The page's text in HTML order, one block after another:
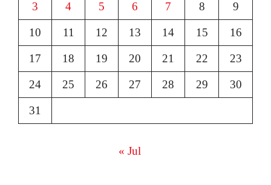
3 4 5 6 7 8 9
10 11 12 13 14 15 16
17 18 19 20 21 22 23
24 25 26 27 28 29 30
31
« Jul